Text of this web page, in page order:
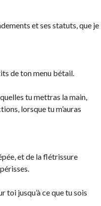
et ses statuts, que je
de ton menu bétail.
tu mettras la main,
lorsque tu m’auras
et de la flétrissure
toi jusqu’à ce que tu sois